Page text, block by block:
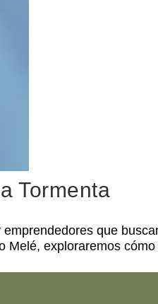
Tormenta
que
Melé, exploraremos